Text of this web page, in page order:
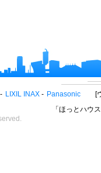
LIXIL INAX Panasonic
「ほっとハウ